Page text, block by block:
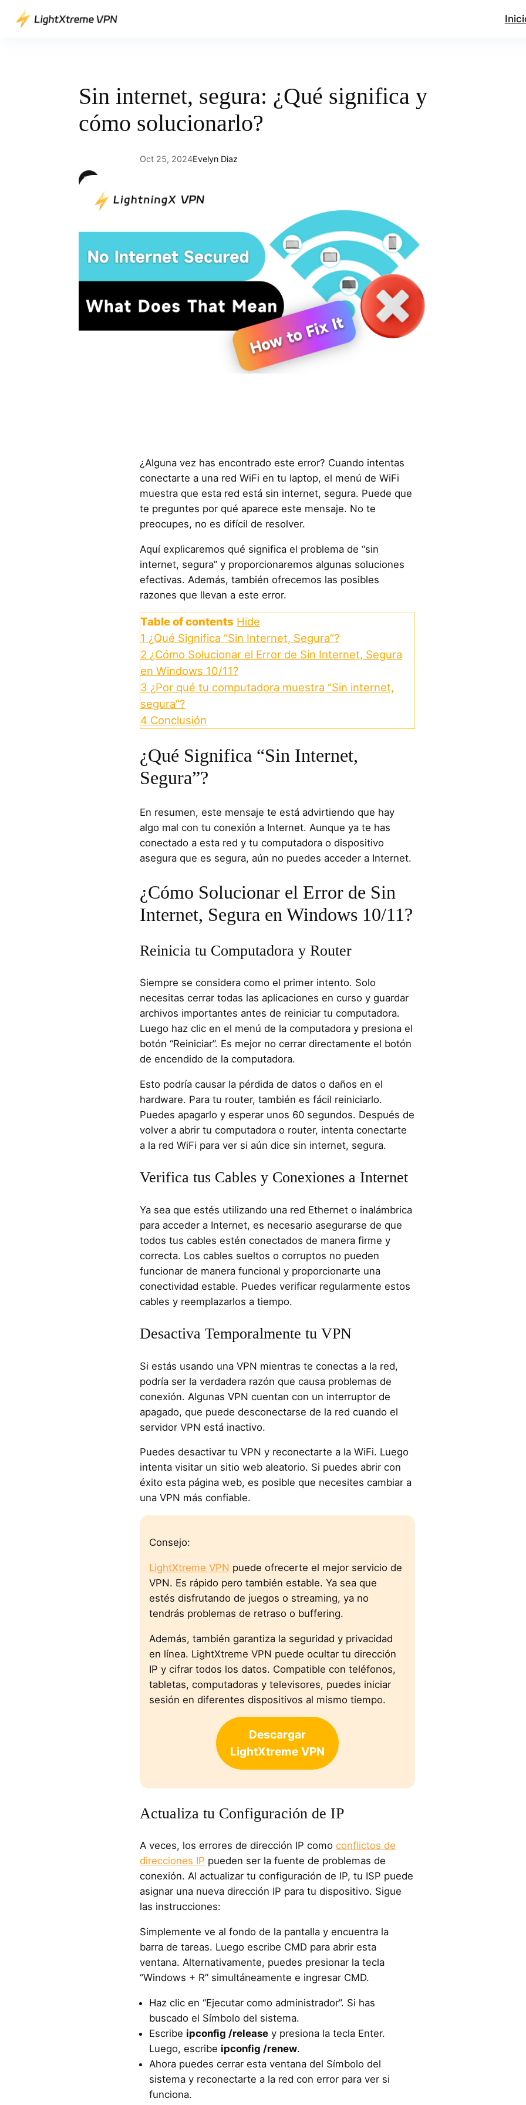
Saltar
Sin internet, segura: ¿Qué significa y
cómo solucionarlo?
Oct 25, 2024Evelyn Diaz
¿Alguna vez has encontrado este error? Cuando intentas
conectarte a una red WiFi en tu laptop, el menú de WiFi
muestra que esta red está sin internet, segura. Puede que
te preguntes por qué aparece este mensaje. No te
preocupes, no es difícil de resolver.
Aquí explicaremos qué significa el problema de “sin
internet, segura” y proporcionaremos algunas soluciones
efectivas. Además, también ofrecemos las posibles
razones que llevan a este error.
Table of contents Hide
1 ¿Qué Significa “Sin Internet, Segura”?
2 ¿Cómo Solucionar el Error de Sin Internet, Segura
en Windows 10/11?
3 ¿Por qué tu computadora muestra “Sin internet,
segura”?
4 Conclusión
¿Qué Significa “Sin Internet,
Segura”?
En resumen, este mensaje te está advirtiendo que hay
algo mal con tu conexión a Internet. Aunque ya te has
conectado a esta red y tu computadora o dispositivo
asegura que es segura, aún no puedes acceder a Internet.
¿Cómo Solucionar el Error de Sin
Internet, Segura en Windows 10/11?
Reinicia tu Computadora y Router
Siempre se considera como el primer intento. Solo
necesitas cerrar todas las aplicaciones en curso y guardar
archivos importantes antes de reiniciar tu computadora.
Luego haz clic en el menú de la computadora y presiona el
botón “Reiniciar”. Es mejor no cerrar directamente el botón
de encendido de la computadora.
Esto podría causar la pérdida de datos o daños en el
hardware. Para tu router, también es fácil reiniciarlo.
Puedes apagarlo y esperar unos 60 segundos. Después de
volver a abrir tu computadora o router, intenta conectarte
a la red WiFi para ver si aún dice sin internet, segura.
Verifica tus Cables y Conexiones a Internet
Ya sea que estés utilizando una red Ethernet o inalámbrica
para acceder a Internet, es necesario asegurarse de que
todos tus cables estén conectados de manera firme y
correcta. Los cables sueltos o corruptos no pueden
funcionar de manera funcional y proporcionarte una
conectividad estable. Puedes verificar regularmente estos
cables y reemplazarlos a tiempo.
Desactiva Temporalmente tu VPN
Si estás usando una VPN mientras te conectas a la red,
podría ser la verdadera razón que causa problemas de
conexión. Algunas VPN cuentan con un interruptor de
apagado, que puede desconectarse de la red cuando el
servidor VPN está inactivo.
Puedes desactivar tu VPN y reconectarte a la WiFi. Luego
intenta visitar un sitio web aleatorio. Si puedes abrir con
éxito esta página web, es posible que necesites cambiar a
una VPN más confiable.
Consejo:
LightXtreme VPN puede ofrecerte el mejor servicio de
VPN. Es rápido pero también estable. Ya sea que
estés disfrutando de juegos o streaming, ya no
tendrás problemas de retraso o buffering.
Además, también garantiza la seguridad y privacidad
en línea. LightXtreme VPN puede ocultar tu dirección
IP y cifrar todos los datos. Compatible con teléfonos,
tabletas, computadoras y televisores, puedes iniciar
sesión en diferentes dispositivos al mismo tiempo.
Descargar
LightXtreme VPN
Actualiza tu Configuración de IP
A veces, los errores de dirección IP como conflictos de
direcciones IP pueden ser la fuente de problemas de
conexión. Al actualizar tu configuración de IP, tu ISP puede
asignar una nueva dirección IP para tu dispositivo. Sigue
las instrucciones:
Simplemente ve al fondo de la pantalla y encuentra la
barra de tareas. Luego escribe CMD para abrir esta
ventana. Alternativamente, puedes presionar la tecla
“Windows + R” simultáneamente e ingresar CMD.
Haz clic en “Ejecutar como administrador”. Si has
buscado el Símbolo del sistema.
Escribe ipconfig /release y presiona la tecla Enter.
Luego, escribe ipconfig /renew.
Ahora puedes cerrar esta ventana del Símbolo del
sistema y reconectarte a la red con error para ver si
funciona.